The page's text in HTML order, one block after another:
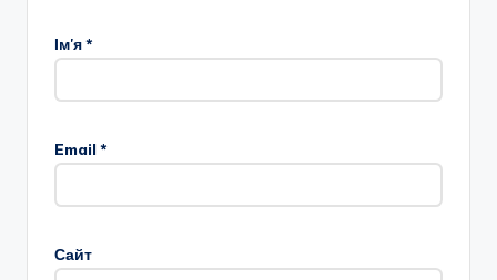
і
в
н
е
н
с
ь
Ім'я*
Email *
Сайт